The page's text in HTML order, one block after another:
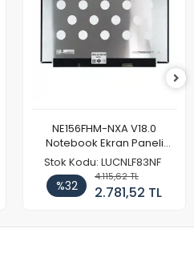
NE156FHM-NXA V18.0
Notebook Ekran Paneli
144Hz
Stok Kodu: LUCNLF83NF
%32
4.115,62 TL
2.781,52 TL